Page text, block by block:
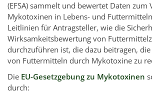
(EFSA) sammelt und bewertet Daten
Mykotoxinen in Lebens- und
Leitlinien für Antragsteller, wie die
Wirksamkeitsbewertung von
durchzuführen ist, die dazu beitragen,
von Futtermitteln durch Mykotoxine zu
Die EU-Gesetzgebung zu Mykotoxinen
durch: